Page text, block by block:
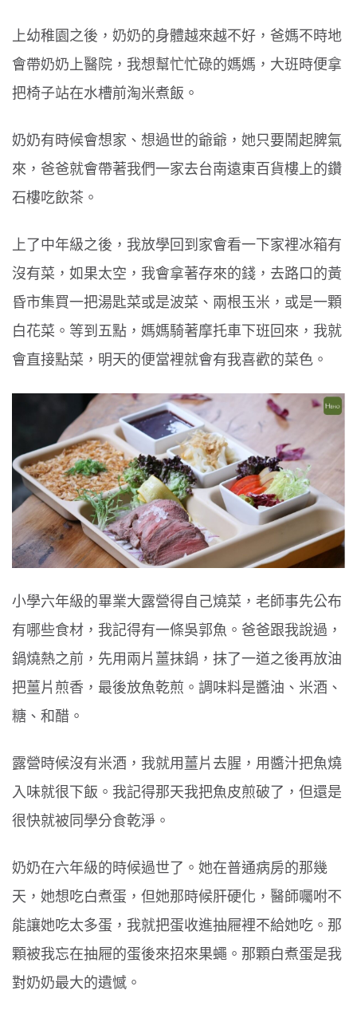
上幼稚園之後，奶奶的身體越來越不好，爸媽不時地
會帶奶奶上醫院，我想幫忙忙碌的媽媽，大班時便拿
把椅子站在水槽前淘米煮飯。
奶奶有時候會想家、想過世的爺爺，她只要鬧起脾氣
來，爸爸就會帶著我們一家去台南遠東百貨樓上的鑽
石樓吃飲茶。
上了中年級之後，我放學回到家會看一下家裡冰箱有
沒有菜，如果太空，我會拿著存來的錢，去路口的黃
昏市集買一把湯匙菜或是波菜、兩根玉米，或是一顆
白花菜。等到五點，媽媽騎著摩托車下班回來，我就
會直接點菜，明天的便當裡就會有我喜歡的菜色。
小學六年級的畢業大露營得自己燒菜，老師事先公布
有哪些食材，我記得有一條吳郭魚。爸爸跟我說過，
鍋燒熱之前，先用兩片薑抹鍋，抹了一道之後再放油
把薑片煎香，最後放魚乾煎。調味料是醬油、米酒、
糖、和醋。
露營時候沒有米酒，我就用薑片去腥，用醬汁把魚燒
入味就很下飯。我記得那天我把魚皮煎破了，但還是
很快就被同學分食乾淨。
奶奶在六年級的時候過世了。她在普通病房的那幾
天，她想吃白煮蛋，但她那時候肝硬化，醫師囑咐不
能讓她吃太多蛋，我就把蛋收進抽屜裡不給她吃。那
顆被我忘在抽屜的蛋後來招來果蠅。那顆白煮蛋是我
對奶奶最大的遺憾。